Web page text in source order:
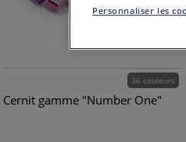
36 couleurs
Cernit gamme "Number One"
Personnaliser les